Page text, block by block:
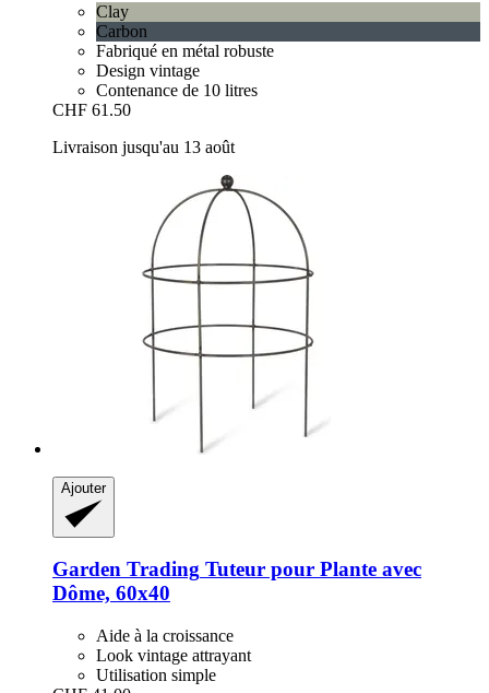
Clay
Carbon
Fabriqué en métal robuste
Design vintage
Contenance de 10 litres
CHF 61.50
Livraison jusqu'au 13 août
Ajouter
Garden Trading Tuteur pour Plante avec
Dôme, 60x40
Aide à la croissance
Look vintage attrayant
Utilisation simple